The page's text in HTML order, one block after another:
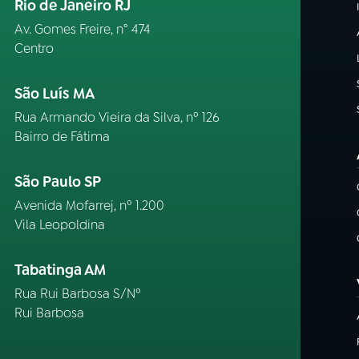
Rio de Janeiro RJ
Av. Gomes Freire, n° 474
Centro
São Luís MA
Rua Armando Vieira da Silva, nº 126
Bairro de Fátima
São Paulo SP
Avenida Mofarrej, nº 1.200
Vila Leopoldina
Tabatinga AM
Rua Rui Barbosa S/Nº
Rui Barbosa